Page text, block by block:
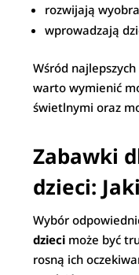
rozwijają
wprowadzają
Wśród
warto wymienić
świetlnymi oraz
Zabawki
dzieci:
Wybór
dzieci może być
rosną ich